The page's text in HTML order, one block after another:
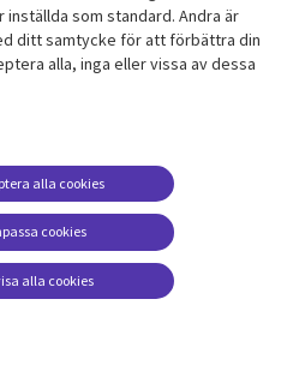
SWEDEN
dataskydd
Accessibility
Terms of Use
Hantering av cookies
som standard. Andra är
ditt samtycke för att förbättra din
alla, inga eller vissa av dessa
cookies
alla cookies
alla cookies